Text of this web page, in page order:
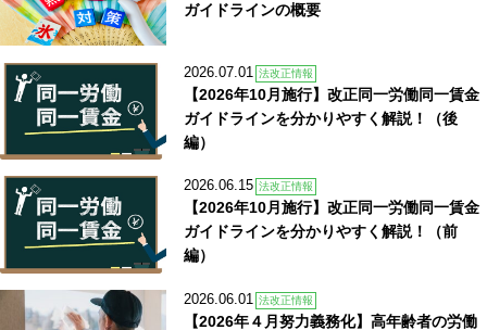
ガイドラインの概要
2026.07.01 法改正情報
【2026年10月施行】改正同一労働同一賃金
ガイドラインを分かりやすく解説！（後
編）
2026.06.15 法改正情報
【2026年10月施行】改正同一労働同一賃金
ガイドラインを分かりやすく解説！（前
編）
2026.06.01 法改正情報
【2026年４月努力義務化】高年齢者の労働